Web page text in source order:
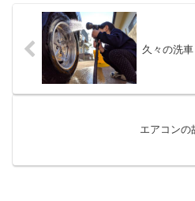
久々の洗車
エアコンの